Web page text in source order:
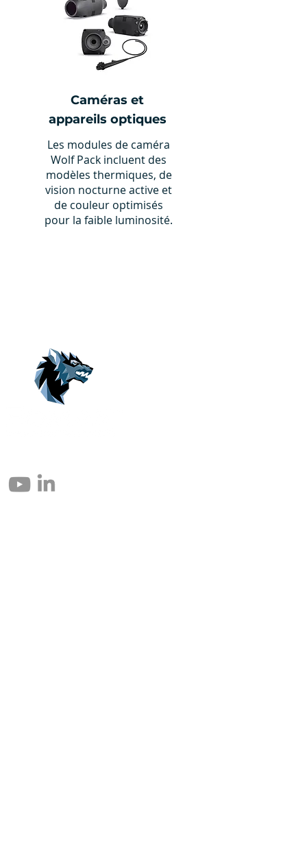
Caméras et
appareils optiques
Les modules de caméra
Wolf Pack incluent des
modèles thermiques, de
vision nocturne active et
de couleur optimisés
pour la faible luminosité.